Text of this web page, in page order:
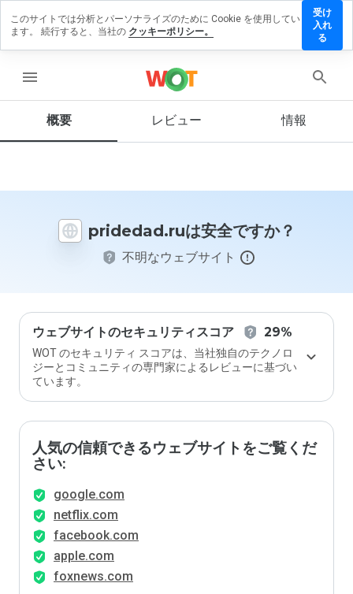
menu
概要 レビュー 情報
pridedad.ruは安全ですか？
不明なウェブサイト
ウェブサイトのセキュリティスコア 29%
WOT のセキュリティ スコアは、当社独自のテクノロ
ジーとコミュニティの専門家によるレビューに基づい
ています。
人気の信頼できるウェブサイトをご覧くだ
さい:
google.com
netflix.com
facebook.com
apple.com
foxnews.com
ビュ
残す
この
イト
価し
ます
か？
このサイトでは分析とパーソナライズのために Cookie を使用してい
ます。 続行すると、当社の クッキーポリシー。
受け
入れ
る